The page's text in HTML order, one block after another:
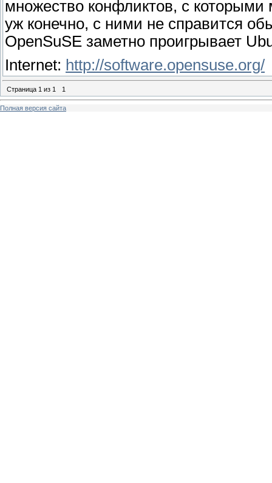
множество конфликтов, с
уж конечно, с ними не справится
OpenSuSE заметно проигрывает
Internet: http://software.opensuse.org/
Страница 1 из 1 1
Полная версия сайта